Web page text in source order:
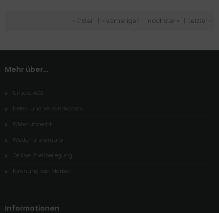
« Erster « vorheriger nächster » Letzter »
Mehr über...
Unsere AGB
Liefer- und Versandkosten
Widerrufsrecht
Wiederrufsformular
Online-Streitbeilegung
Nennung von Marken
Informationen